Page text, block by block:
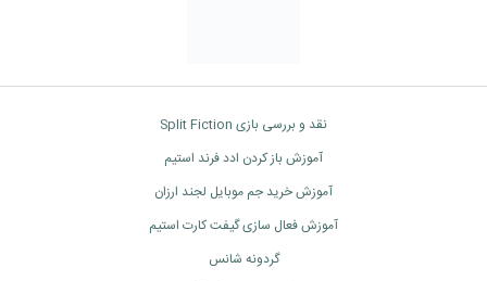
نقد و بررسی بازی Split Fiction
آموزش باز کردن ادد فرند استیم
آموزش خرید جم موبایل لجند ارزان
آموزش فعال سازی گیفت کارت استیم
گردونه شانس